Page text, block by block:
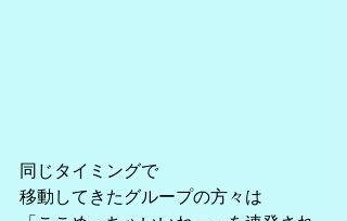
同じタイミングで
移動してきたグループの方々は